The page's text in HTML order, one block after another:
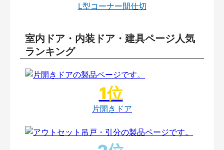
L型コーナー間仕切
室内ドア・内装ドア・建具ページ人気
ランキング
片開きドア